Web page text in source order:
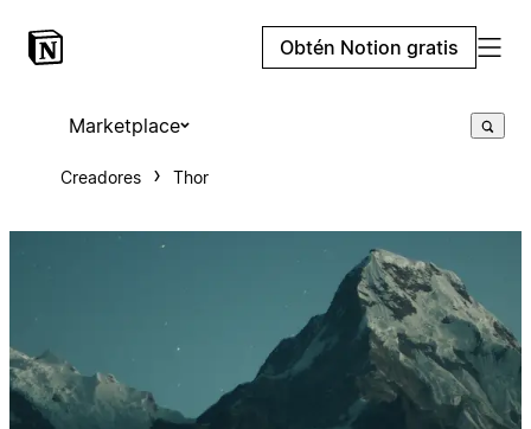
Obtén Notion gratis
Marketplace
Creadores Thor